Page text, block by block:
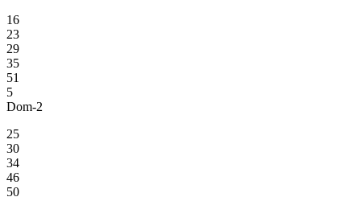
16
23
29
35
51
5
Dom-2
25
30
34
46
50